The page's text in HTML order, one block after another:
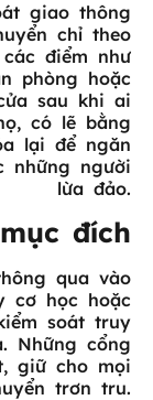
giao thông
chỉ theo
điểm như
phòng hoặc
sau khi ai
có lẽ bằng
lại để ngăn
những người
lừa đảo.
đích
qua vào
cơ học hoặc
soát truy
Những cổng
giữ cho mọi
trơn tru.